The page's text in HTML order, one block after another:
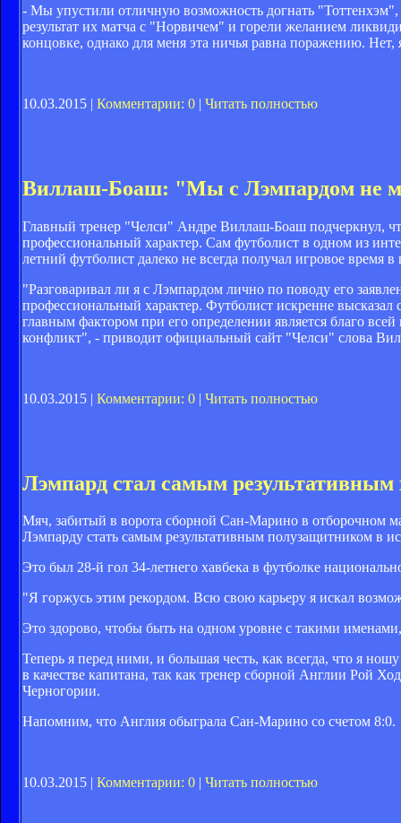
- Мы упустили отличную возможность догнать
результат их матча с "Норвичем" и горели желанием
концовке, однако для меня эта ничья равна поражению.
10.03.2015 | Комментарии: 0 | Читать полностью
Виллаш-Боаш: "Мы с Лэмпардом не
Главный тренер "Челси" Андре Виллаш-Боаш подчеркнул,
профессиональный характер. Сам футболист в одном из
летний футболист далеко не всегда получал игровое время
"Разговаривал ли я с Лэмпардом лично по поводу его
профессиональный характер. Футболист искренне
главным фактором при его определении является благо
конфликт", - приводит официальный сайт "Челси" слова
10.03.2015 | Комментарии: 0 | Читать полностью
Лэмпард стал самым
Мяч, забитый в ворота сборной Сан-Марино в отборочном
Лэмпарду стать самым результативным полузащитником в
Это был 28-й гол 34-летнего хавбека в футболке
"Я горжусь этим рекордом. Всю свою карьеру я искал
Это здорово, чтобы быть на одном уровне с такими
Теперь я перед ними, и большая честь, как всегда, что я
в качестве капитана, так как тренер сборной Англии Рой
Черногории.
Напомним, что Англия обыграла Сан-Марино со счетом 8:0.
10.03.2015 | Комментарии: 0 Читать полностью